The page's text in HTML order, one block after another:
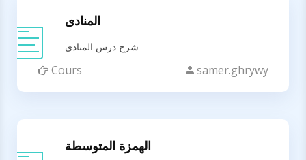
المنادى
شرح درس المنادى
Cours samer.ghrywy
الهمزة المتوسطة